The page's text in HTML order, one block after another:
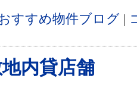
すすめ物件ブログ |
内貸店舗